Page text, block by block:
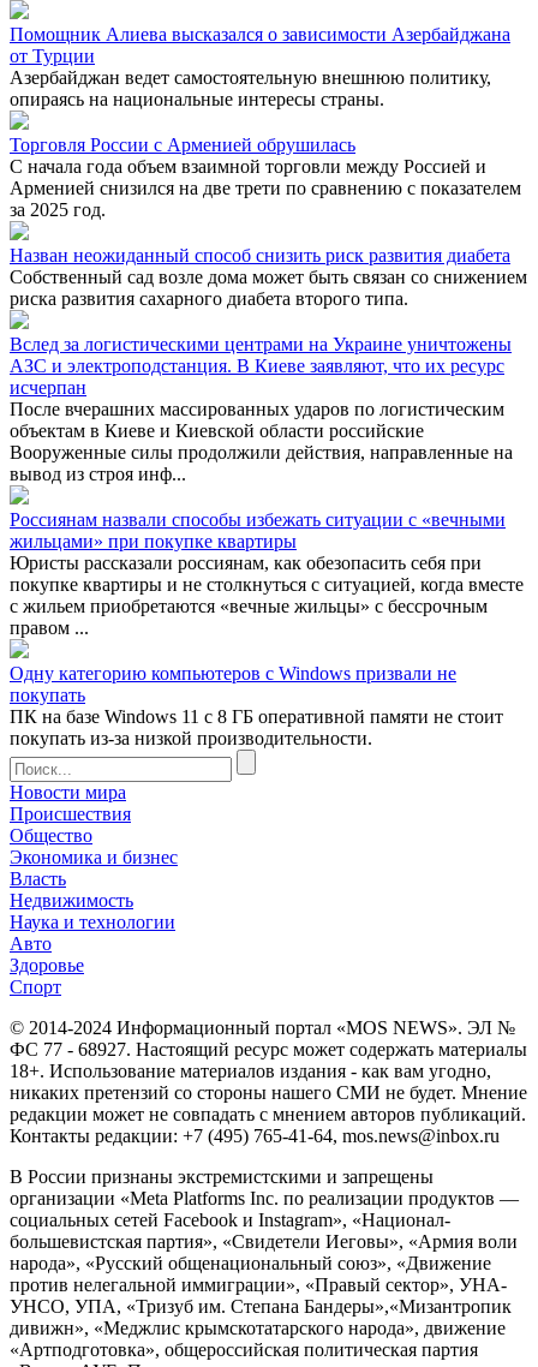
Помощник Алиева высказался о зависимости Азербайджана
от Турции
Азербайджан ведет самостоятельную внешнюю политику,
опираясь на национальные интересы страны.
Торговля России с Арменией обрушилась
С начала года объем взаимной торговли между Россией и
Арменией снизился на две трети по сравнению с показателем
за 2025 год.
Назван неожиданный способ снизить риск развития диабета
Собственный сад возле дома может быть связан со снижением
риска развития сахарного диабета второго типа.
Вслед за логистическими центрами на Украине уничтожены
АЗС и электроподстанция. В Киеве заявляют, что их ресурс
исчерпан
После вчерашних массированных ударов по логистическим
объектам в Киеве и Киевской области российские
Вооруженные силы продолжили действия, направленные на
вывод из строя инф...
Россиянам назвали способы избежать ситуации с «вечными
жильцами» при покупке квартиры
Юристы рассказали россиянам, как обезопасить себя при
покупке квартиры и не столкнуться с ситуацией, когда вместе
с жильем приобретаются «вечные жильцы» с бессрочным
правом ...
Одну категорию компьютеров с Windows призвали не
покупать
ПК на базе Windows 11 с 8 ГБ оперативной памяти не стоит
покупать из-за низкой производительности.
Новости мира
Происшествия
Общество
Экономика и бизнес
Власть
Недвижимость
Наука и технологии
Авто
Здоровье
Спорт
© 2014-2024 Информационный портал «MOS NEWS». ЭЛ №
ФС 77 - 68927. Настоящий ресурс может содержать материалы
18+. Использование материалов издания - как вам угодно,
никаких претензий со стороны нашего СМИ не будет. Мнение
редакции может не совпадать с мнением авторов публикаций.
Контакты редакции: +7 (495) 765-41-64, mos.news@inbox.ru
В России признаны экстремистскими и запрещены
организации «Meta Platforms Inc. по реализации продуктов —
социальных сетей Facebook и Instagram», «Национал-
большевистская партия», «Свидетели Иеговы», «Армия воли
народа», «Русский общенациональный союз», «Движение
против нелегальной иммиграции», «Правый сектор», УНА-
УНСО, УПА, «Тризуб им. Степана Бандеры»,«Мизантропик
дивижн», «Меджлис крымскотатарского народа», движение
«Артподготовка», общероссийская политическая партия